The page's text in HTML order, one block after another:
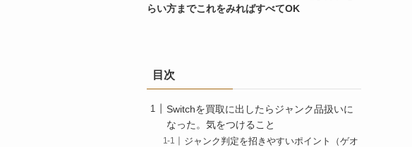
らい方までこれをみればすべてOK
目次
Switchを買取に出したらジャンク品扱いに
なった。気をつけること
ジャンク判定を招きやすいポイント（ゲオ